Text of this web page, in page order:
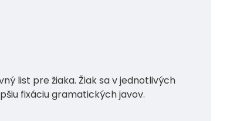
list pre žiaka. Žiak sa v jednotlivých
fixáciu gramatických javov.